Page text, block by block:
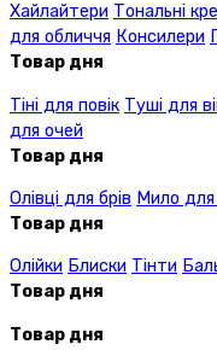
Хайлайтери Тональні
для обличчя Консилери
Товар дня
Тіні для повік Туші для
для очей
Товар дня
Олівці для брів Мило для
Товар дня
Олійки Блиски Тінти
Товар дня
Товар дня